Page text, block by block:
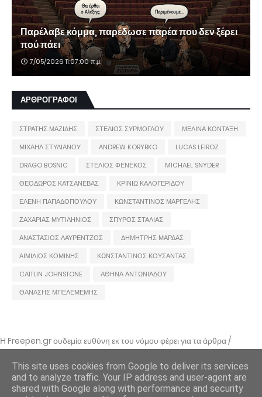
Παρέλαβε κόμμα, παρέδωσε παρέα που δεν ξέρει
πού πάει
7/05/2026 11:07:00 π.μ.
ΑΡΘΡΟΓΡΑΦΟΙ
ΣΤΡΑΤΗΣ ΜΑΖΙΔΗΣ ΣΤΕΛΙΟΣ ΣΥΡΜΟΓΛΟΥ
ΜΕΛΙΝΑ ΚΟΝΤΑΞΗ
ΜΙΧΑΗΛ ΣΤΥΛΙΑΝΟΥ
ANDREW KORYBKO
LUCAS LEIROZ
DRAGO BOSNIC
ΣΤΕΛΙΟΣ ΦΕΝΕΚΟΣ
MICHAEL SNYDER
ΘΕΟΔΩΡΟΣ ΚΑΤΣΑΝΕΒΑΣ
ΚΡΙΝΙΩ ΚΑΛΟΓΕΡΙΔΟΥ
ΕΛΕΝΗ ΠΑΠΑΔΟΠΟΥΛΟΥ
ΚΩΝΣΤΑΝΤΙΝΟΣ ΜΑΡΓΕΛΗΣ
ΖΑΧΑΡΙΑΣ ΜΥΤΙΛΗΝΙΟΣ
ΣΠΥΡΟΣ ΣΤΑΛΙΑΣ
ΑΝΑΣΤΑΣΙΟΣ ΛΑΥΡΕΝΤΖΟΣ
ΔΗΜΗΤΡΗΣ ΜΑΡΔΑΣ
ΑΙΜΙΛΙΟΣ ΚΟΜΙΝΗΣ
ΚΩΝΣΤΑΝΤΙΝΟΣ ΚΟΥΣΑΝΤΑΣ
CAITLIN JOHNSTONE
ΑΘΗΝΑ ΑΝΤΩΝΙΑΔΟΥ
ΘΑΝΑΣΗΣ ΜΠΕΛΕΜΕΜΗΣ
Η Freepen.gr ουδεμία ευθύνη εκ του νόμου φέρει για τα άρθρα /
αναρτήσεις που δημοσιεύονται και απηχούν τις απόψεις των συντακτών
τους και δε σημαίνει πως τα υιοθετεί. Σε περίπτωση που θεωρείτε πως
θίγεστε από κάποιο εξ αυτών ή ότι υπάρχει κάποιο σφάλμα,
επικοινωνήστε μέσω e-mail
This site uses cookies from Google to deliver its services
and to analyze traffic. Your IP address and user-agent are
shared with Google along with performance and security